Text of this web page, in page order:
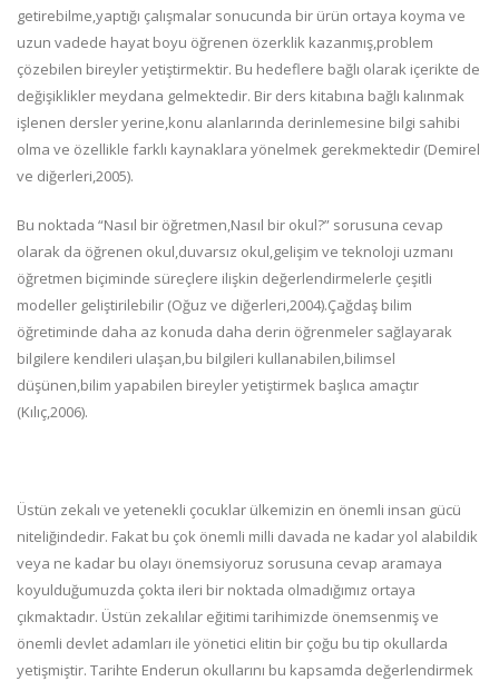
getirebilme,yaptığı çalışmalar sonucunda bir ürün ortaya koyma ve
uzun vadede hayat boyu öğrenen özerklik kazanmış,problem
çözebilen bireyler yetiştirmektir. Bu hedeflere bağlı olarak içerikte de
değişiklikler meydana gelmektedir. Bir ders kitabına bağlı kalınmak
işlenen dersler yerine,konu alanlarında derinlemesine bilgi sahibi
olma ve özellikle farklı kaynaklara yönelmek gerekmektedir (Demirel
ve diğerleri,2005).
Bu noktada “Nasıl bir öğretmen,Nasıl bir okul?” sorusuna cevap
olarak da öğrenen okul,duvarsız okul,gelişim ve teknoloji uzmanı
öğretmen biçiminde süreçlere ilişkin değerlendirmelerle çeşitli
modeller geliştirilebilir (Oğuz ve diğerleri,2004).Çağdaş bilim
öğretiminde daha az konuda daha derin öğrenmeler sağlayarak
bilgilere kendileri ulaşan,bu bilgileri kullanabilen,bilimsel
düşünen,bilim yapabilen bireyler yetiştirmek başlıca amaçtır
(Kılıç,2006).
Üstün zekalı ve yetenekli çocuklar ülkemizin en önemli insan gücü
niteliğindedir. Fakat bu çok önemli milli davada ne kadar yol alabildik
veya ne kadar bu olayı önemsiyoruz sorusuna cevap aramaya
koyulduğumuzda çokta ileri bir noktada olmadığımız ortaya
çıkmaktadır. Üstün zekalılar eğitimi tarihimizde önemsenmiş ve
önemli devlet adamları ile yönetici elitin bir çoğu bu tip okullarda
yetişmiştir. Tarihte Enderun okullarını bu kapsamda değerlendirmek